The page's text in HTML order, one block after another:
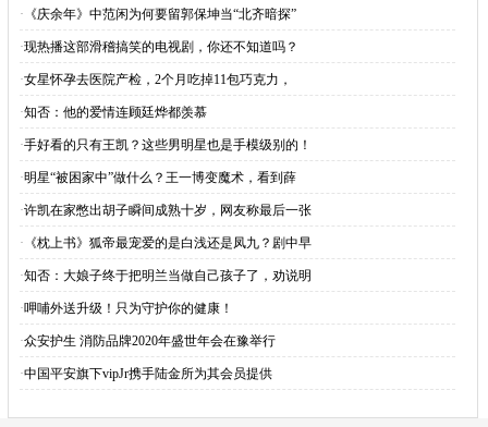
· 《庆余年》中范闲为何要留郭保坤当“北齐暗探”
·现热播这部滑稽搞笑的电视剧，你还不知道吗？
·女星怀孕去医院产检，2个月吃掉11包巧克力，
·知否：他的爱情连顾廷烨都羡慕
·手好看的只有王凯？这些男明星也是手模级别的！
·明星“被困家中”做什么？王一博变魔术，看到薛
·许凯在家憋出胡子瞬间成熟十岁，网友称最后一张
· 《枕上书》狐帝最宠爱的是白浅还是凤九？剧中早
·知否：大娘子终于把明兰当做自己孩子了，劝说明
·呷哺外送升级！只为守护你的健康！
·众安护生 消防品牌2020年盛世年会在豫举行
·中国平安旗下vipJr携手陆金所为其会员提供